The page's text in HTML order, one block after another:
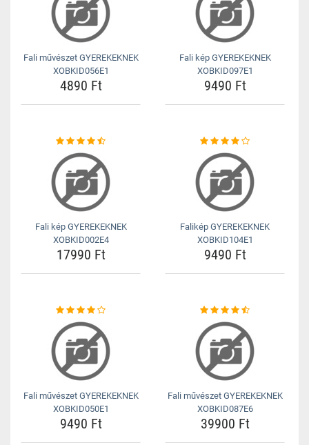
Fali művészet GYEREKEKNEK
XOBKID056E1
4890 Ft
Fali kép GYEREKEKNEK
XOBKID097E1
9490 Ft
Fali kép GYEREKEKNEK
XOBKID002E4
17990 Ft
Falikép GYEREKEKNEK
XOBKID104E1
9490 Ft
Fali művészet GYEREKEKNEK
XOBKID050E1
9490 Ft
Fali művészet GYEREKEKNEK
XOBKID087E6
39900 Ft